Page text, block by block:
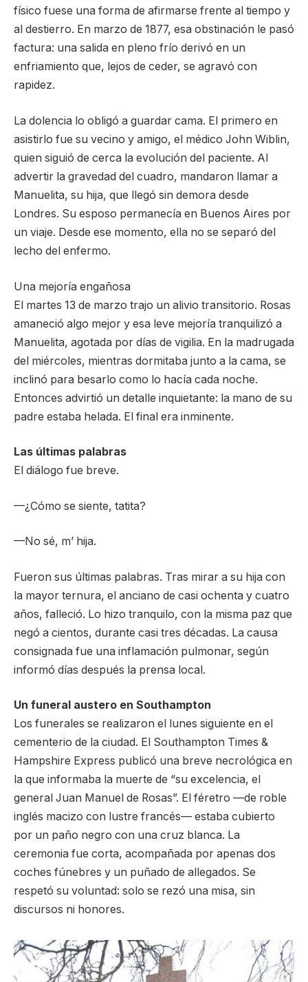
físico fuese una forma de afirmarse frente al tiempo y
al destierro. En marzo de 1877, esa obstinación le pasó
factura: una salida en pleno frío derivó en un
enfriamiento que, lejos de ceder, se agravó con
rapidez.
La dolencia lo obligó a guardar cama. El primero en
asistirlo fue su vecino y amigo, el médico John Wiblin,
quien siguió de cerca la evolución del paciente. Al
advertir la gravedad del cuadro, mandaron llamar a
Manuelita, su hija, que llegó sin demora desde
Londres. Su esposo permanecía en Buenos Aires por
un viaje. Desde ese momento, ella no se separó del
lecho del enfermo.
Una mejoría engañosa
El martes 13 de marzo trajo un alivio transitorio. Rosas
amaneció algo mejor y esa leve mejoría tranquilizó a
Manuelita, agotada por días de vigilia. En la madrugada
del miércoles, mientras dormitaba junto a la cama, se
inclinó para besarlo como lo hacía cada noche.
Entonces advirtió un detalle inquietante: la mano de su
padre estaba helada. El final era inminente.
Las últimas palabras
El diálogo fue breve.
—¿Cómo se siente, tatita?
—No sé, m’ hija.
Fueron sus últimas palabras. Tras mirar a su hija con
la mayor ternura, el anciano de casi ochenta y cuatro
años, fa­lleció. Lo hizo tranquilo, con la misma paz que
negó a cientos, durante casi tres décadas. La causa
consignada fue una inflamación pulmonar, según
informó días después la prensa local.
Un funeral austero en Southampton
Los funerales se realizaron el lunes siguiente en el
cementerio de la ciudad. El Southampton Times &
Hampshire Express publicó una breve necrológica en
la que informaba la muerte de “su excelencia, el
general Juan Manuel de Rosas”. El féretro —de roble
inglés macizo con lustre francés— estaba cubierto
por un paño negro con una cruz blanca. La
ceremonia fue corta, acompañada por apenas dos
coches fúnebres y un puñado de allegados. Se
respetó su voluntad: solo se rezó una misa, sin
discursos ni honores.